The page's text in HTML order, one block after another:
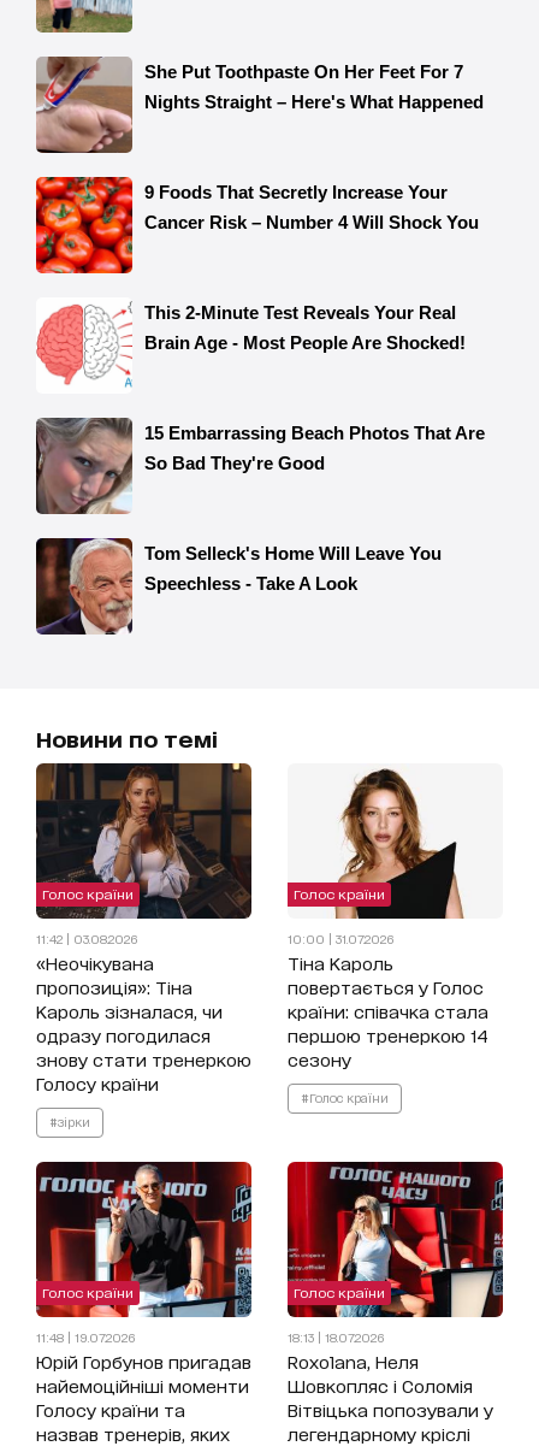
Новини по темі
Голос країни
11:42 | 03.08.2026
«Неочікувана
пропозиція»: Тіна
Кароль зізналася, чи
одразу погодилася
знову стати тренеркою
Голосу країни
#зірки
Голос країни
10:00 | 31.07.2026
Тіна Кароль
повертається у Голос
країни: співачка стала
першою тренеркою 14
сезону
#Голос країни
Голос країни
11:48 | 19.07.2026
Юрій Горбунов пригадав
найемоційніші моменти
Голосу країни та
назвав тренерів, яких
Голос країни
18:13 | 18.07.2026
Roxolana, Неля
Шовкопляс і Соломія
Вітвіцька попозували у
легендарному кріслі